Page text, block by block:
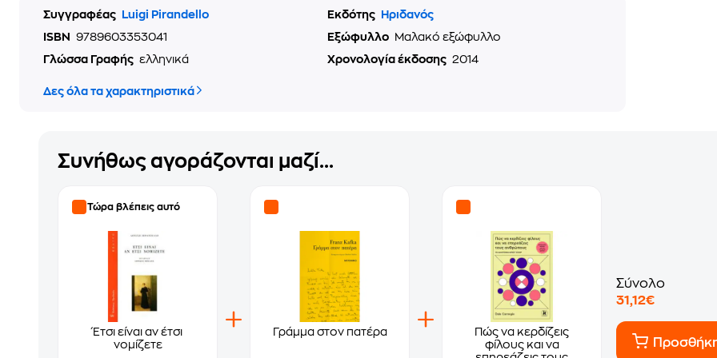
Συγγραφέας Luigi Pirandello Εκδότης
Ηριδανός
ISBN
9789603353041 Εξώφυλλο
Μαλακό εξώφυλλο
Γλώσσα Γραφής ελληνικά Χρονολογία έκδοσης 2014
Δες όλα τα χαρακτηριστικά
Συνήθως αγοράζονται μαζί...
Τώρα βλέπεις αυτό
Έτσι είναι αν έτσι
νομίζετε
Γράμμα στον πατέρα
Πώς να κερδίζεις
φίλους και να
Σύνολο
31,12€